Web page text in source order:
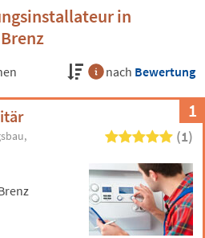
in
nach Bewertung
1
(1)